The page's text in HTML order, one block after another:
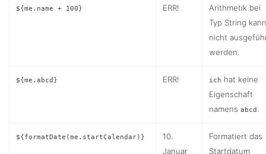
${me.name + 100} ERR!
Arithmetik bei
Typ String kann
nicht
werden.
${me.abcd} ERR! ich hat keine
Eigenschaft
namens abcd .
${formatDate(me.startCalendar)}
10.
Januar
Formatiert das
Startdatum